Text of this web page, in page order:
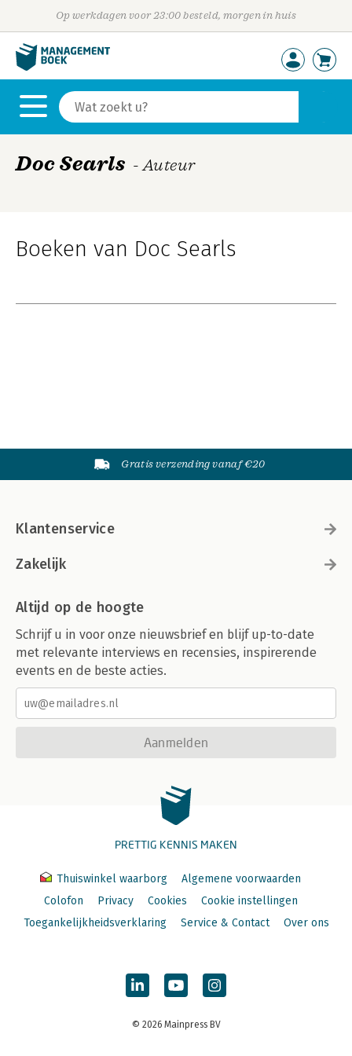
Op werkdagen voor 23:00 besteld, morgen in huis
Doc Searls - Auteur
Boeken van Doc Searls
Gratis verzending vanaf €20
Klantenservice
Zakelijk
Altijd op de hoogte
Schrijf u in voor onze nieuwsbrief en blijf up-to-date
met relevante interviews en recensies, inspirerende
events en de beste acties.
Aanmelden
PRETTIG KENNIS MAKEN
Thuiswinkel waarborg
Algemene voorwaarden
Colofon
Privacy Cookies
Cookie instellingen
Toegankelijkheidsverklaring
Service & Contact Over ons
© 2026 Mainpress BV